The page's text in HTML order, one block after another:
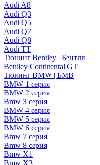
Audi A8
Audi Q3
Audi Q5
Audi Q7
Audi Q8
Audi TT
Тюнинг Bentley | Бентли
Bentley Continental GT
Тюнинг BMW | БМВ
BMW 1 серия
BMW 2 серия
Bmw 3 серия
BMW 4 серия
BMW 5 серия
BMW 6 серия
Bmw 7 серия
Bmw 8 серия
Bmw X1
Bmw X3